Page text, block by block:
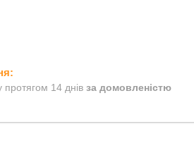
протягом 14 днів за домовленістю